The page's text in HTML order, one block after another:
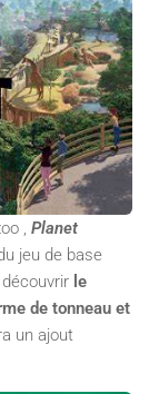
, Planet
jeu de base
le
de tonneau et
un ajout